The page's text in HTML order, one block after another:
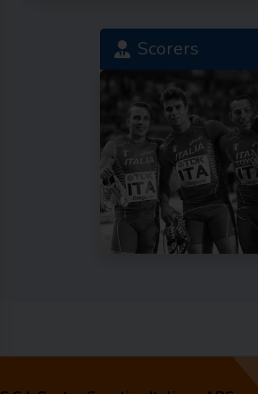
Scorers